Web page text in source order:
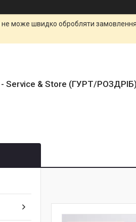
не може швидко обробляти замовлення
Service & Store (ГУРТ/РОЗДРІБ)